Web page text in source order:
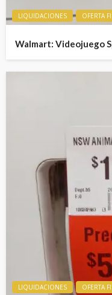
LIQUIDACIONES OFERTA
Walmart: Videojuego
LIQUIDACIONES OFERTA